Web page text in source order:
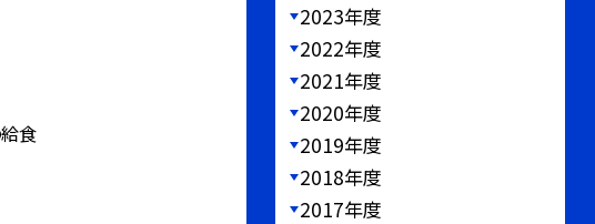
給食
2023年度
2022年度
2021年度
2020年度
2019年度
2018年度
2017年度